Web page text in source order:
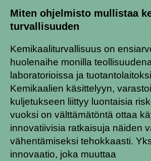
Miten ohjelmisto mullistaa
turvallisuuden
Kemikaaliturvallisuus on
huolenaihe monilla
laboratorioissa ja
Kemikaalien käsittelyyn,
kuljetukseen liittyy luontaisia
vuoksi on välttämätöntä ottaa
innovatiivisia ratkaisuja näiden
vähentämiseksi tehokkaasti.
innovaatio, joka muuttaa